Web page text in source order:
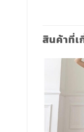
สินค้าที่เ